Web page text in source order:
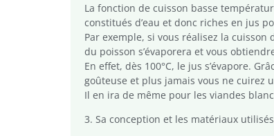
La fonction de cuisson basse
constitués d’eau et donc riches en jus
Par exemple, si vous réalisez la
du poisson s’évaporera et vous
En effet, dès 100°C, le jus s’évapore.
goûteuse et plus jamais vous ne cuirez
Il en ira de même pour les viandes
3. Sa conception et les matériaux